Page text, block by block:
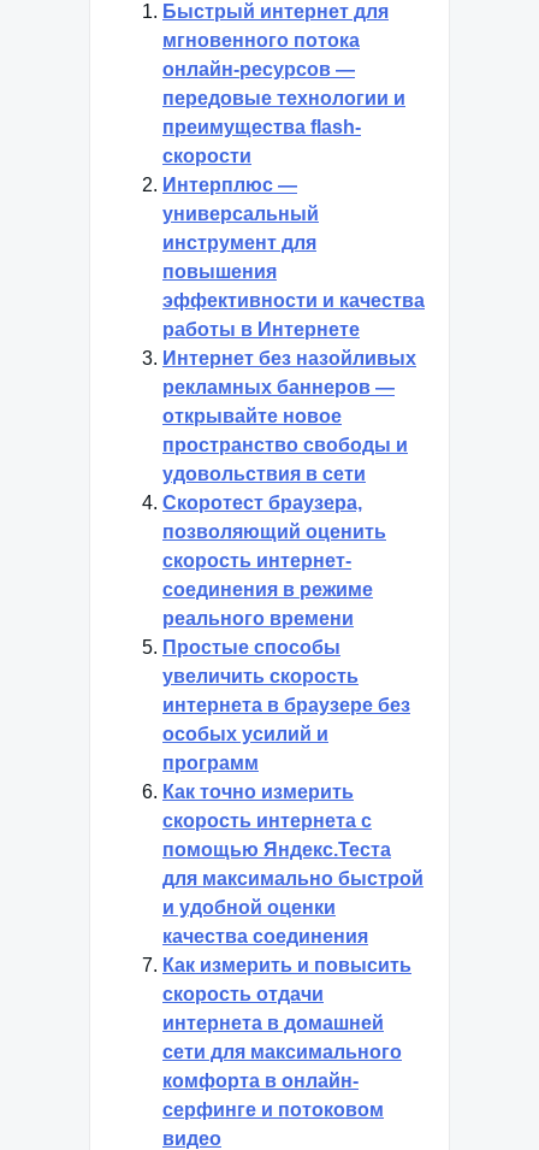
Быстрый интернет для
мгновенного потока
онлайн-ресурсов —
передовые технологии и
преимущества flash-
скорости
Интерплюс —
универсальный
инструмент для
повышения
эффективности и качества
работы в Интернете
Интернет без назойливых
рекламных баннеров —
открывайте новое
пространство свободы и
удовольствия в сети
Скоротест браузера,
позволяющий оценить
скорость интернет-
соединения в режиме
реального времени
Простые способы
увеличить скорость
интернета в браузере без
особых усилий и
программ
Как точно измерить
скорость интернета с
помощью Яндекс.Теста
для максимально быстрой
и удобной оценки
качества соединения
Как измерить и повысить
скорость отдачи
интернета в домашней
сети для максимального
комфорта в онлайн-
серфинге и потоковом
видео